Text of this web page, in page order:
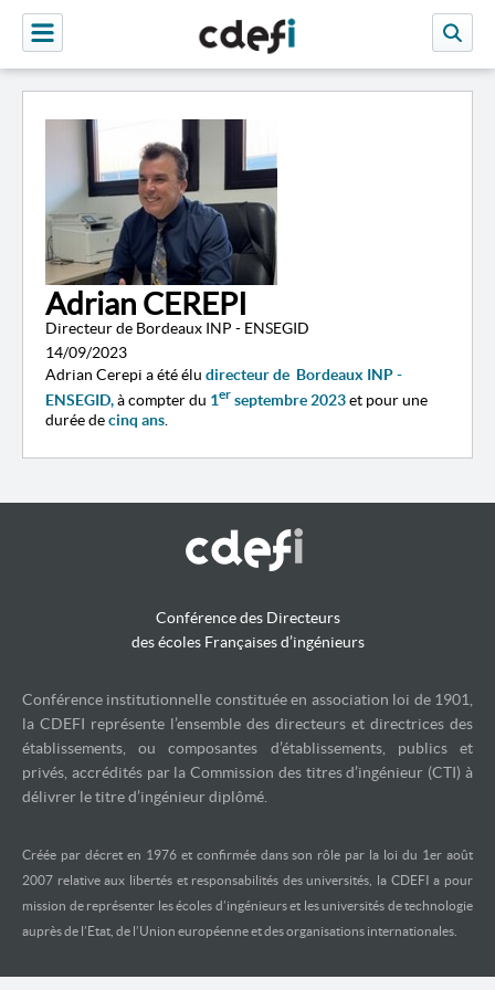
Adrian CEREPI
Directeur de Bordeaux INP - ENSEGID
14/09/2023
Adrian Cerepi a été élu directeur de Bordeaux INP -
ENSEGID,à compter du 1er septembre 2023et pour une
durée decinq ans
Conférence des Directeurs
des écoles Françaises d’ingénieurs
Conférence institutionnelle constituée en association loi de 1901,
la CDEFI représente l’ensemble des directeurs et directrices des
établissements, ou composantes d’établissements, publics et
privés, accrédités par la Commission des titres d’ingénieur (CTI) à
délivrer le titre d’ingénieur diplômé.
Créée par décret en 1976 et confirmée dans son rôle par la loi du 1er août
2007 relative aux libertés et responsabilités des universités, la CDEFI a pour
mission de représenter les écoles d’ingénieurs et les universités de technologie
auprès de l’Etat, de l’Union européenne et des organisations internationales.